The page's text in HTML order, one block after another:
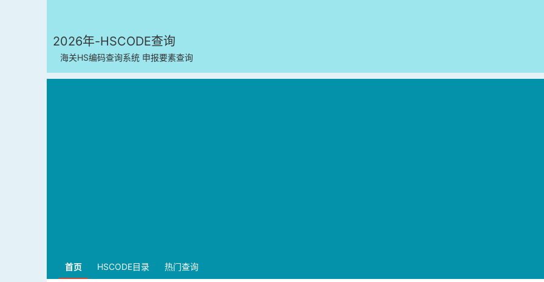
2026年-HSCODE查询
海关HS编码查询系统 申报要素查询
首页 HSCODE目录 热门查询